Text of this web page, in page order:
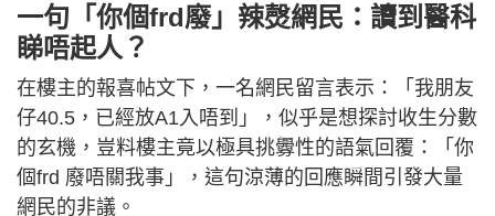
一句「你個frd廢」辣㷫網民：讀到醫科
睇唔起人？
在樓主的報喜帖文下，一名網民留言表示：「我朋友
仔40.5，已經放A1入唔到」，似乎是想探討收生分數
的玄機，豈料樓主竟以極具挑釁性的語氣回覆：「你
個frd 廢唔關我事」，這句涼薄的回應瞬間引發大量
網民的非議。